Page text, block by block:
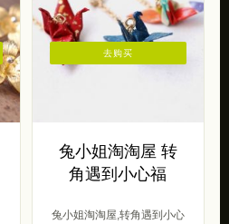
兔小姐淘淘屋 转
角遇到小心福
兔小姐淘淘屋,转角遇到小心
去购买